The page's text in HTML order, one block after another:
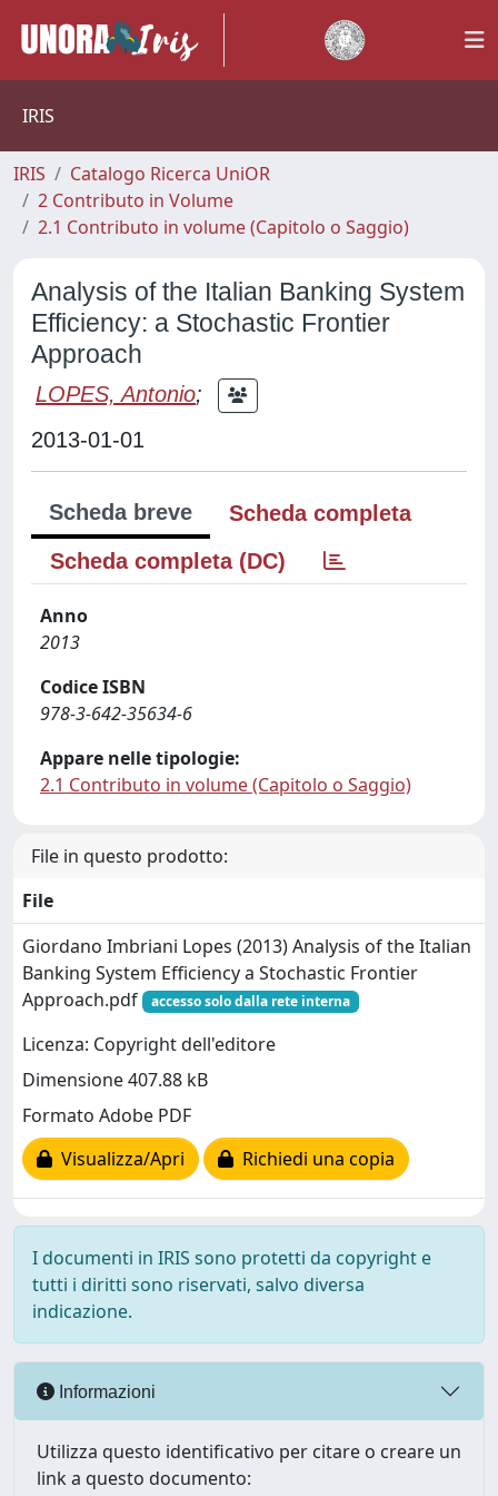
IRIS
IRIS
Catalogo Ricerca UniOR
2 Contributo in Volume
2.1 Contributo in volume (Capitolo o Saggio)
Analysis of the Italian Banking System
Efficiency: a Stochastic Frontier
Approach
LOPES, Antonio;
2013-01-01
Scheda breve
Scheda completa
Scheda completa (DC)
Anno
2013
Codice ISBN
978-3-642-35634-6
Appare nelle tipologie:
2.1 Contributo in volume (Capitolo o Saggio)
File in questo prodotto:
File
Giordano Imbriani Lopes (2013) Analysis of the Italian
Banking System Efficiency a Stochastic Frontier
Approach.pdf
accesso solo dalla rete interna
Licenza: Copyright dell'editore
Dimensione 407.88 kB
Formato Adobe PDF
Visualizza/Apri
Richiedi una copia
I documenti in IRIS sono protetti da copyright e
tutti i diritti sono riservati, salvo diversa
indicazione.
Informazioni
Utilizza questo identificativo per citare o creare un
link a questo documento: